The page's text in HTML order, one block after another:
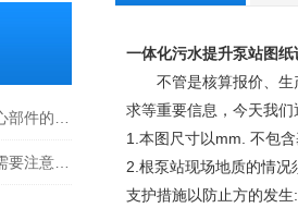
一体化污水提升泵站图纸
不管是核算报价、生
求等重要信息，今天我
1.本图尺寸以mm. 不包
2.根泵站现场地质的情
支护措施以防止方的发生: